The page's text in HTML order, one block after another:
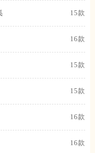
15款
16款
15款
15款
16款
16款